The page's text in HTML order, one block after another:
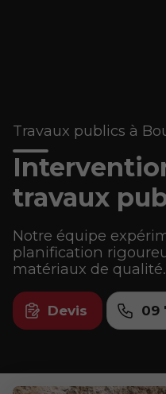
Travaux publics à
travaux
Notre équipe
planification
matériaux de qualité.
Devis 09